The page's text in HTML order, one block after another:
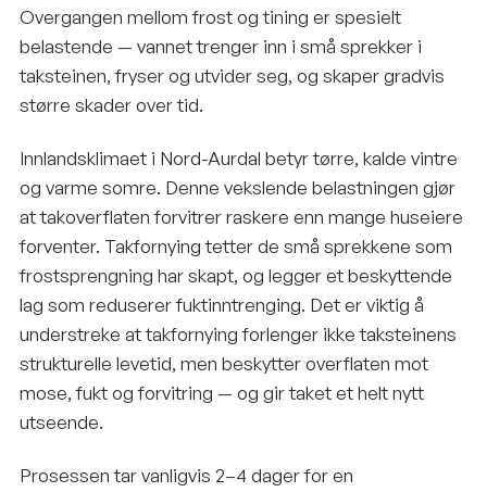
Overgangen mellom frost og tining er spesielt
belastende — vannet trenger inn i små sprekker i
taksteinen, fryser og utvider seg, og skaper gradvis
større skader over tid.
Innlandsklimaet i Nord-Aurdal betyr tørre, kalde vintre
og varme somre. Denne vekslende belastningen gjør
at takoverflaten forvitrer raskere enn mange huseiere
forventer. Takfornying tetter de små sprekkene som
frostsprengning har skapt, og legger et beskyttende
lag som reduserer fuktinntrenging. Det er viktig å
understreke at takfornying forlenger ikke taksteinens
strukturelle levetid, men beskytter overflaten mot
mose, fukt og forvitring — og gir taket et helt nytt
utseende.
Prosessen tar vanligvis 2–4 dager for en